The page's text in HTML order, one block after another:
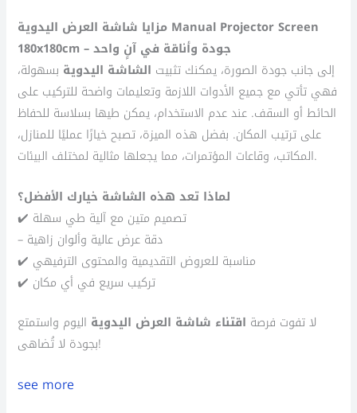
مزايا شاشة العرض اليدوية Manual Projector Screen
180x180cm – جودة وأناقة في آنٍ واحد
إلى جانب جودة الصورة، يمكنك تثبيت الشاشة اليدوية بسهولة،
فهي تأتي مع جميع الأدوات اللازمة وتعليمات واضحة للتركيب على
الحائط أو السقف. عند عدم الاستخدام، يمكن طيها بسلاسة للحفاظ
على ترتيب المكان. بفضل هذه الميزة، تصبح خيارًا عمليًا للمنازل،
المكاتب، وقاعات المؤتمرات، مما يجعلها مثالية لمختلف البيئات.
لماذا تعد هذه الشاشة خيارك الأفضل؟
✔️ تصميم متين مع آلية طي سهلة
– دقة عرض عالية وألوان زاهية
✔️ مناسبة للعروض التقديمية والمحتوى الترفيهي
✔️ تركيب سريع في أي مكان
لا تفوت فرصة اقتناء شاشة العرض اليدوية اليوم واستمتع
بجودة لا تُضاهى!
see more